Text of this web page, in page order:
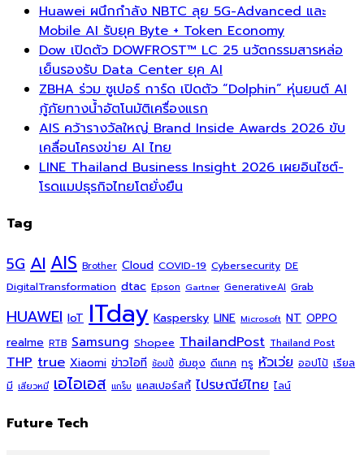
Huawei ผนึกกำลัง NBTC ลุย 5G-Advanced และ
Mobile AI รับยุค Byte + Token Economy
Dow เปิดตัว DOWFROST™ LC 25 นวัตกรรมสารหล่อ
เย็นรองรับ Data Center ยุค AI
ZBHA ร่วม ซูเปอร์ การ์ด เปิดตัว “Dolphin” หุ่นยนต์ AI
กู้ภัยทางน้ำอัตโนมัติเครื่องแรก
AIS คว้ารางวัลใหญ่ Brand Inside Awards 2026 ขับ
เคลื่อนโครงข่าย AI ไทย
LINE Thailand Business Insight 2026 เผยอินไซต์-
โรดแมปธุรกิจไทยโตยั่งยืน
Tag
5G AI AIS Brother Cloud COVID-19 Cybersecurity DE
DigitalTransformation dtac Epson Gartner GenerativeAI Grab
HUAWEI IoT ITday Kaspersky LINE Microsoft NT OPPO
realme RTB Samsung Shopee ThailandPost Thailand Post
THP true Xiaomi ข่าวไอที ช้อปปี้ ซัมซุง ดีแทค ทรู หัวเว่ย ออปโป้ เรียล
มี เสียวหมี่ เอไอเอส แกร็บ แคสเปอร์สกี้ ไปรษณีย์ไทย ไลน์
Future Tech